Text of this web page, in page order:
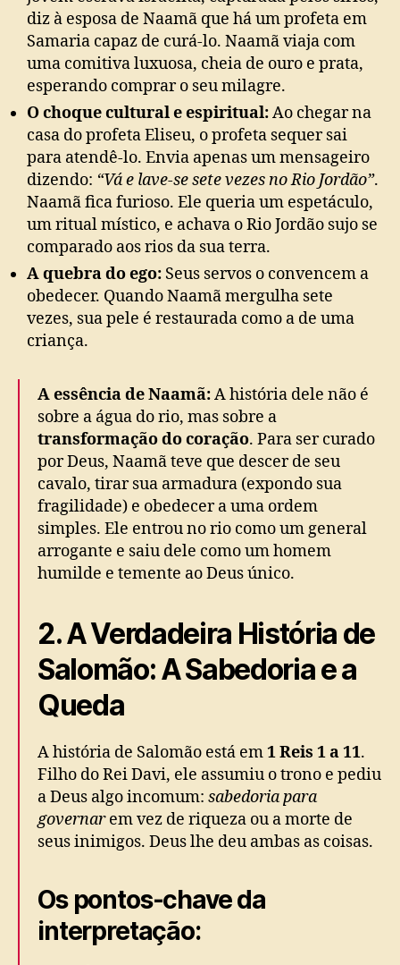
diz à esposa de Naamã que há um profeta em
Samaria capaz de curá-lo. Naamã viaja com
uma comitiva luxuosa, cheia de ouro e prata,
esperando comprar o seu milagre.
O choque cultural e espiritual:Ao chegar na
casa do profeta Eliseu, o profeta sequer sai
para atendê-lo. Envia apenas um mensageiro
dizendo: “Vá e lave-se sete vezes no Rio Jordão”.
Naamã fica furioso. Ele queria um espetáculo,
um ritual místico, e achava o Rio Jordão sujo se
comparado aos rios da sua terra.
A quebra do ego: Seus servos o convencem a
obedecer. Quando Naamã mergulha sete
vezes, sua pele é restaurada como a de uma
criança.
A essência de Naamã:A história dele não é
sobre a água do rio, mas sobre a
transformação do coração. Para ser curado
por Deus, Naamã teve que descer de seu
cavalo, tirar sua armadura (expondo sua
fragilidade) e obedecer a uma ordem
simples. Ele entrou no rio como um general
arrogante e saiu dele como um homem
humilde e temente ao Deus único.
2. A Verdadeira História de
Salomão: A Sabedoria e a
Queda
A história de Salomão está em1 Reis 1 a 11.
Filho do Rei Davi, ele assumiu o trono e pediu
a Deus algo incomum: sabedoria para
governarem vez de riqueza ou a morte de
seus inimigos. Deus lhe deu ambas as coisas.
Os pontos-chave da
interpretação: